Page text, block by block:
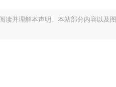
读并理解本声明。本站部分内容以及图